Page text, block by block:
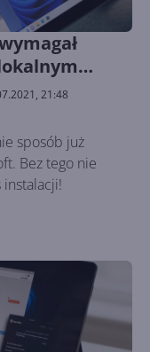
21:48
sposób już
Bez tego nie